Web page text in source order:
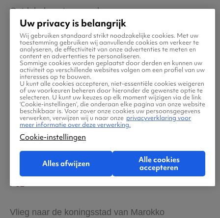
Ontdek de natuurwonderen
Fez
Vlieg naar de koningsstad van Marokko
Uw privacy is belangrijk
Wij gebruiken standaard strikt noodzakelijke cookies. Met uw
toestemming gebruiken wij aanvullende cookies om verkeer te
analyseren, de effectiviteit van onze advertenties te meten en
content en advertenties te personaliseren.
Sommige cookies worden geplaatst door derden en kunnen uw
activiteit op verschillende websites volgen om een profiel van uw
interesses op te bouwen.
U kunt alle cookies accepteren, niet-essentiële cookies weigeren
of uw voorkeuren beheren door hieronder de gewenste optie te
selecteren. U kunt uw keuzes op elk moment wijzigen via de link
‘Cookie-instellingen’, die onderaan elke pagina van onze website
beschikbaar is. Voor zover onze cookies uw persoonsgegevens
verwerken, verwijzen wij u naar onze privacyverklaring voor
meer informatie over deze verwerking.
Cookie-instellingen
Alles afwijzen
Alle cookies
accepteren